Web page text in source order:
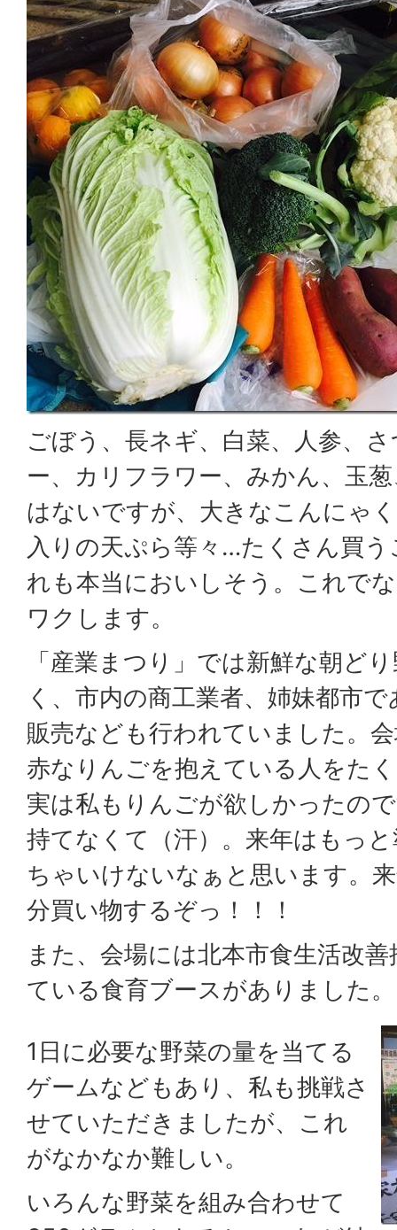
ごぼう、長ネギ、白菜、人参、
ー、カリフラワー、みかん、玉
はないですが、大きなこんにゃ
入りの天ぷら等々…たくさん買
れも本当においしそう。これで
ワクします。
「産業まつり」では新鮮な朝ど
く、市内の商工業者、姉妹都市
販売なども行われていました。
赤なりんごを抱えている人をた
実は私もりんごが欲しかったの
持てなくて（汗）。来年はもっ
ちゃいけないなぁと思います。
分買い物するぞっ！！！
また、会場には北本市食生活改
ている食育ブースがありました。
1日に必要な野菜の量を当てる
ゲームなどもあり、私も挑戦さ
せていただきましたが、これ
がなかなか難しい。
いろんな野菜を組み合わせて